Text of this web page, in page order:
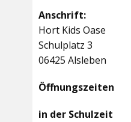
Anschrift:
Hort Kids Oase
Schulplatz 3
06425 Alsleben
Öffnungszeiten
in der Schulzeit